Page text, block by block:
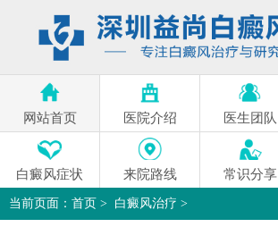
网站首页 医院介绍 医生团队
白癜风症状 来院路线 常识分享
当前页面： 首页 > 白癜风治疗 >